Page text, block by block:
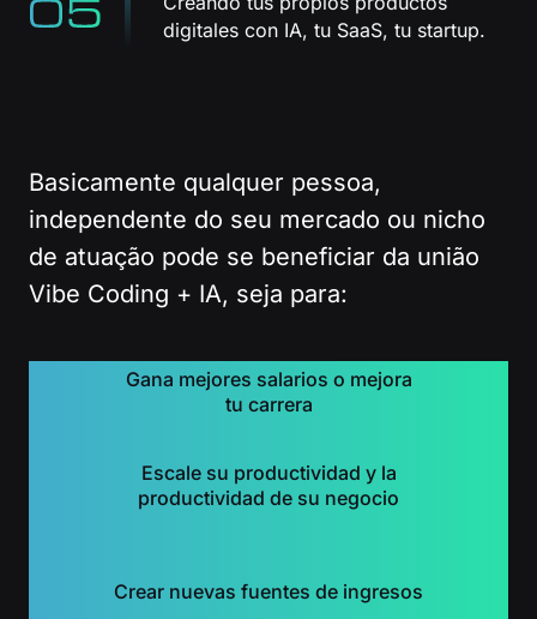
digitales con IA, tu SaaS, tu startup.
Basicamente qualquer pessoa,
independente do seu mercado ou nicho
de atuação pode se beneficiar da união
Vibe Coding + IA, seja para:
Gana mejores salarios o mejora
tu carrera
Escale su productividad y la
productividad de su negocio
Crear nuevas fuentes de ingresos